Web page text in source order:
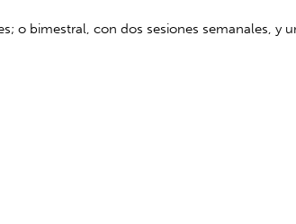
o bimestral, con dos sesiones semanales, y